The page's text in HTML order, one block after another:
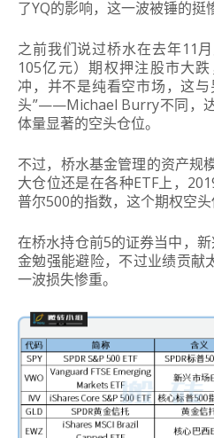
了YQ的影响，这一波被锤的挺
之前我们说过桥水在去年11
105亿元）期权押注股市大
冲，并不是纯看空市场，这
头”——Michael Burry不同，
体量显著的空头仓位。
不过，桥水基金管理的资产规
大仓位还是在各种ETF上，
普尔500的指数，这个期权空头
在桥水持仓前5的证券当中，
金勉强能避险，不过业绩贡献
一波损失惨重。